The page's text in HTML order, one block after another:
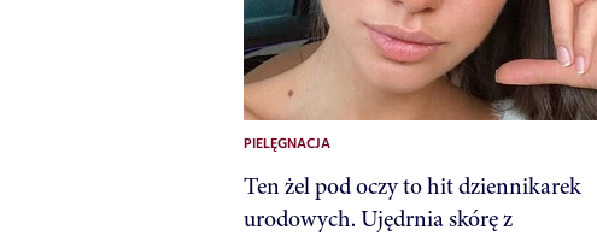
PIELĘGNACJA
Ten żel pod oczy to hit dziennikarek
urodowych. Ujędrnia skórę z